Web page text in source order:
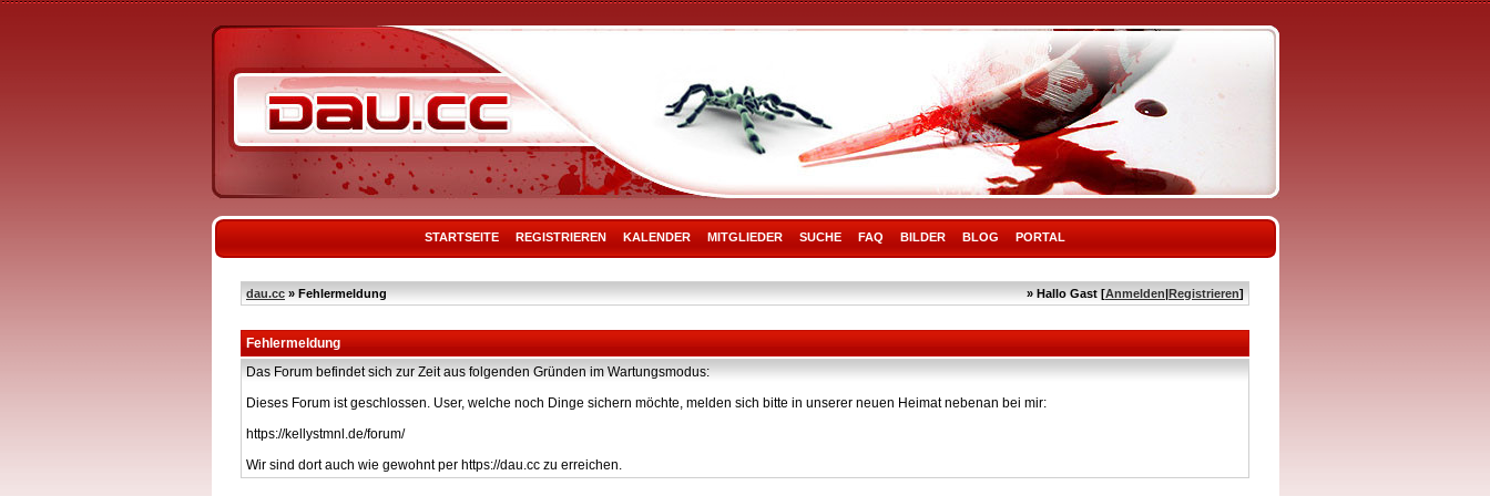
STARTSEITE REGISTRIEREN KALENDER MITGLIEDER SUCHE FAQ BILDER BLOG PORTAL
dau.cc » Fehlermeldung » Hallo Gast [Anmelden|Registrieren]
Fehlermeldung
Das Forum befindet sich zur Zeit aus folgenden Gründen im Wartungsmodus:
Dieses Forum ist geschlossen. User, welche noch Dinge sichern möchte, melden sich bitte in unserer neuen Heimat nebenan bei mir:
https://kellystmnl.de/forum/
Wir sind dort auch wie gewohnt per https://dau.cc zu erreichen.